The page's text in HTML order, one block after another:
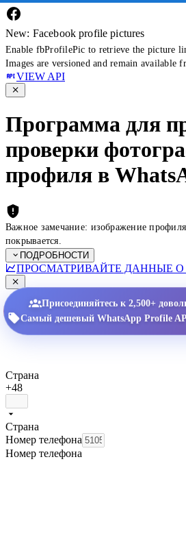
New: Facebook profile pictures
Enable fbProfilePic to retrieve the picture
Images are versioned and remain available
VIEW API
Программа для
проверки
профиля в
Важное замечание: изображение
покрывается.
ПОДРОБНОСТИ
ПРОСМАТРИВАЙТЕ ДАННЫЕ
Присоединяйтесь к 2,500+
Самый дешевый WhatsApp Profile API
Страна
+48
Страна
Номер телефона
Номер телефона